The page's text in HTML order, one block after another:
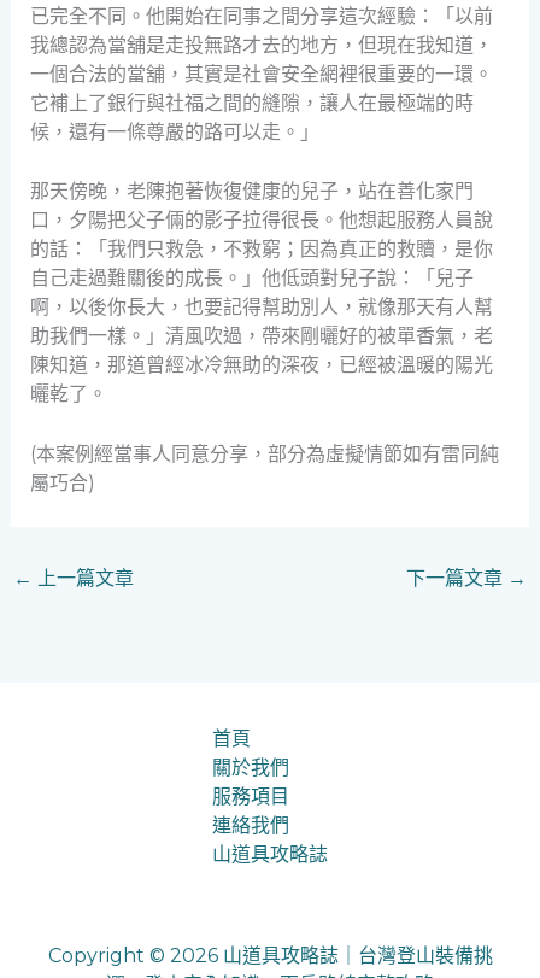
已完全不同。他開始在同事之間分享這次經驗：「以前
我總認為當舖是走投無路才去的地方，但現在我知道，
一個合法的當舖，其實是社會安全網裡很重要的一環。
它補上了銀行與社福之間的縫隙，讓人在最極端的時
候，還有一條尊嚴的路可以走。」
那天傍晚，老陳抱著恢復健康的兒子，站在善化家門
口，夕陽把父子倆的影子拉得很長。他想起服務人員說
的話：「我們只救急，不救窮；因為真正的救贖，是你
自己走過難關後的成長。」他低頭對兒子說：「兒子
啊，以後你長大，也要記得幫助別人，就像那天有人幫
助我們一樣。」清風吹過，帶來剛曬好的被單香氣，老
陳知道，那道曾經冰冷無助的深夜，已經被溫暖的陽光
曬乾了。
(本案例經當事人同意分享，部分為虛擬情節如有雷同純
屬巧合)
← 上一篇文章 下一篇文章 →
首頁
關於我們
服務項目
連絡我們
山道具攻略誌
Copyright © 2026 山道具攻略誌｜台灣登山裝備挑